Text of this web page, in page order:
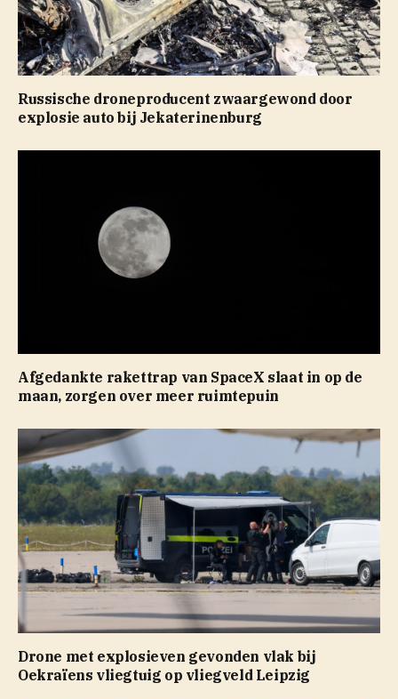
Russische droneproducent zwaargewond door
explosie auto bij Jekaterinenburg
Afgedankte rakettrap van SpaceX slaat in op de
maan, zorgen over meer ruimtepuin
Drone met explosieven gevonden vlak bij
Oekraïens vliegtuig op vliegveld Leipzig